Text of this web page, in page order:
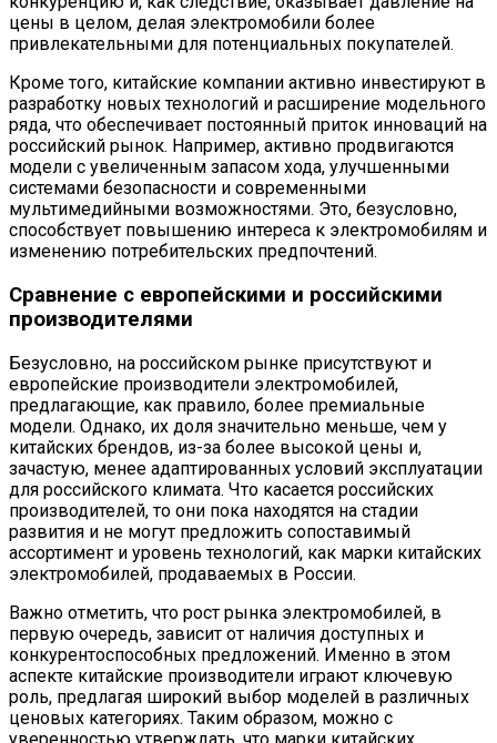
цены в целом, делая электромобили более
привлекательными для потенциальных покупателей.
Кроме того, китайские компании активно инвестируют в
разработку новых технологий и расширение модельного
ряда, что обеспечивает постоянный приток инноваций на
российский рынок. Например, активно продвигаются
модели с увеличенным запасом хода, улучшенными
системами безопасности и современными
мультимедийными возможностями. Это, безусловно,
способствует повышению интереса к электромобилям и
изменению потребительских предпочтений.
Сравнение с европейскими и российскими
производителями
Безусловно, на российском рынке присутствуют и
европейские производители электромобилей,
предлагающие, как правило, более премиальные
модели. Однако, их доля значительно меньше, чем у
китайских брендов, из-за более высокой цены и,
зачастую, менее адаптированных условий эксплуатации
для российского климата. Что касается российских
производителей, то они пока находятся на стадии
развития и не могут предложить сопоставимый
ассортимент и уровень технологий, как марки китайских
электромобилей, продаваемых в России.
Важно отметить, что рост рынка электромобилей, в
первую очередь, зависит от наличия доступных и
конкурентоспособных предложений. Именно в этом
аспекте китайские производители играют ключевую
роль, предлагая широкий выбор моделей в различных
ценовых категориях. Таким образом, можно с